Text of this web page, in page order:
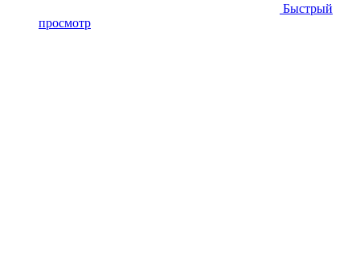
Быстрый
просмотр